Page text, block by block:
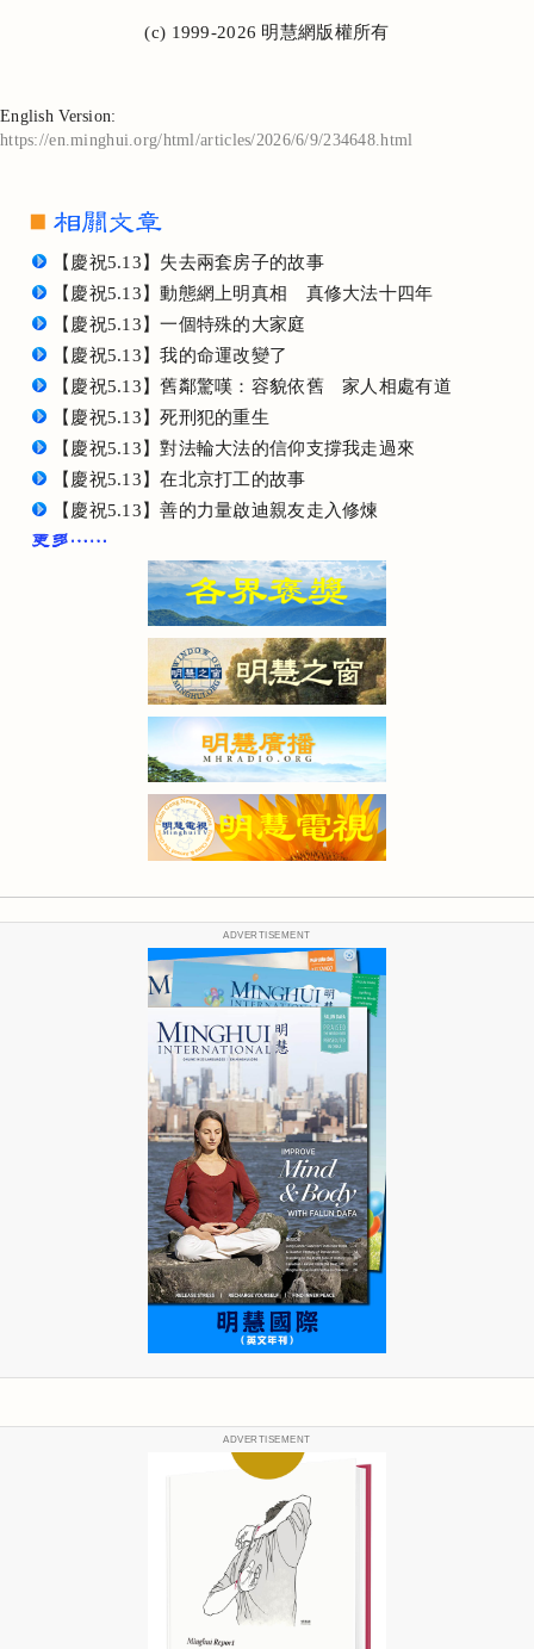
(c) 1999-2026 明慧網版權所有
English Version:
https://en.minghui.org/html/articles/2026/6/9/234648.html
【慶祝5.13】失去兩套房子的故事
【慶祝5.13】動態網上明真相 真修大法十四年
【慶祝5.13】一個特殊的大家庭
【慶祝5.13】我的命運改變了
【慶祝5.13】舊鄰驚嘆：容貌依舊 家人相處有道
【慶祝5.13】死刑犯的重生
【慶祝5.13】對法輪大法的信仰支撐我走過來
【慶祝5.13】在北京打工的故事
【慶祝5.13】善的力量啟迪親友走入修煉
ADVERTISEMENT
ADVERTISEMENT